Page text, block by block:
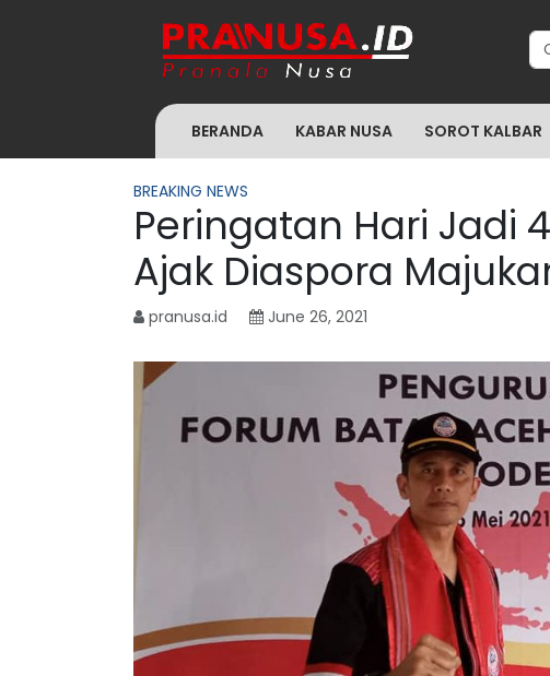
BERANDA KABAR NUSA SOROT KALBAR
BREAKING NEWS
Peringatan Hari Jadi
Ajak Diaspora
pranusa.id June 26, 2021